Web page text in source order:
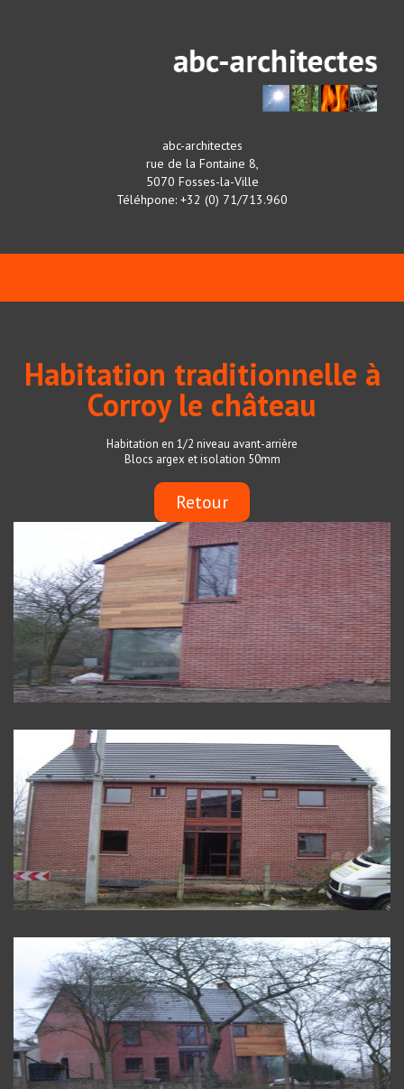
abc-architectes
rue de la Fontaine 8,
5070 Fosses-la-Ville
Téléhpone: +32 (0) 71/713.960
Habitation traditionnelle à
Corroy le château
Habitation en 1/2 niveau avant-arrière
Blocs argex et isolation 50mm
Retour